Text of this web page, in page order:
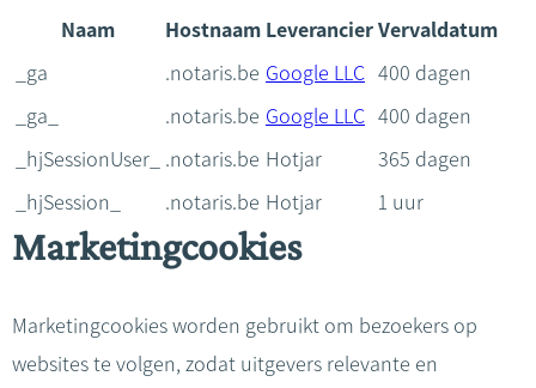
Naam Hostnaam LeverancierVervaldatum
_ga
.notaris.be Google LLC 400 dagen
_ga_
.notaris.be Google LLC 400 dagen
_hjSessionUser_
.notaris.be Hotjar
365 dagen
_hjSession_
.notaris.be Hotjar 1 uur
Marketingcookies
Marketingcookies worden gebruikt om bezoekers op
websites te volgen, zodat uitgevers relevante en